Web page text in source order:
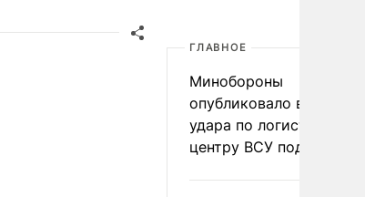
ГЛАВНОЕ
Минобороны
опубликовало видео
удара по
центру ВСУ под Киевом